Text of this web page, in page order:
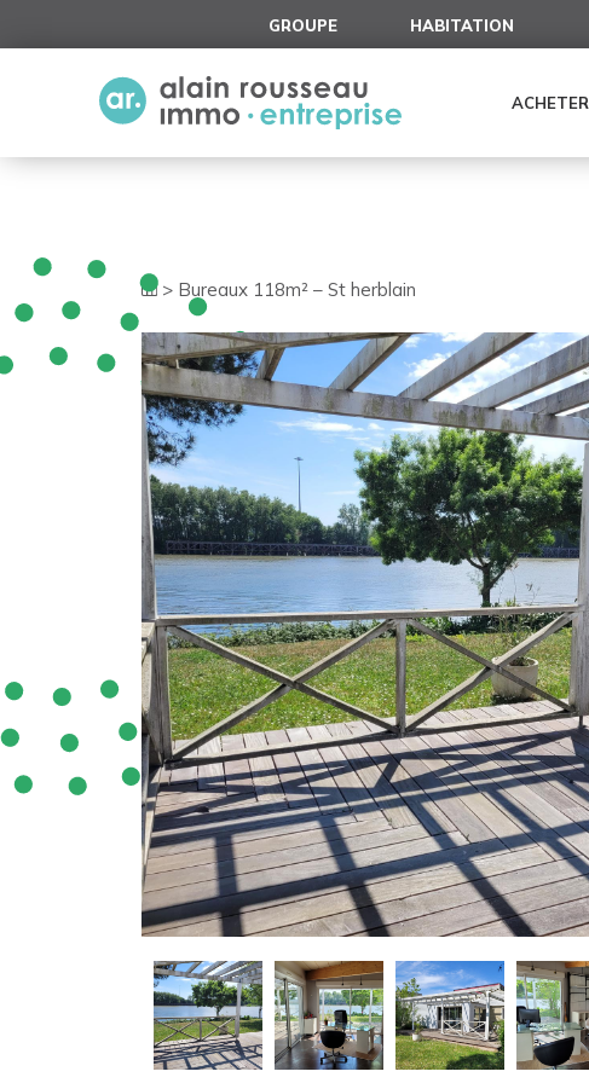
GROUPE HABITATION
ACHETER
> Bureaux 118m² – St herblain